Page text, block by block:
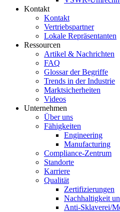
Kontakt
Kontakt
Vertriebspartner
Lokale Repräsentanten
Ressourcen
Artikel & Nachrichten
FAQ
Glossar der Begriffe
Trends in der Industrie
Marktsicherheiten
Videos
Unternehmen
Über uns
Fähigkeiten
Engineering
Manufacturing
Compliance-Zentrum
Standorte
Karriere
Qualität
Zertifizierungen
Nachhaltigkeit
Anti-Sklaverei/